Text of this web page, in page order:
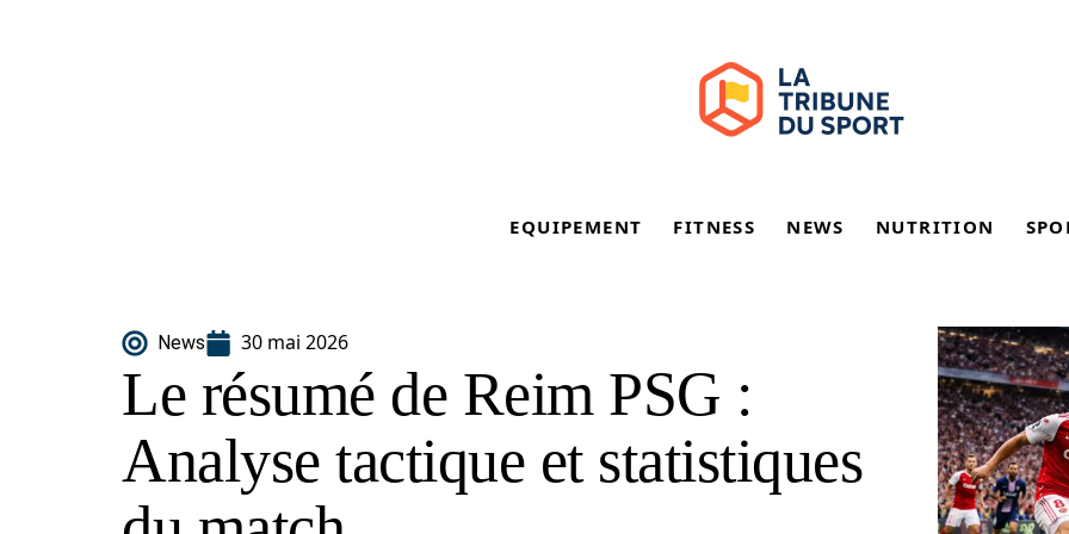
EQUIPEMENT FITNESS NEWS NUTRITION
News 30 mai 2026
Le résumé de Reim PSG :
Analyse tactique et statistiques